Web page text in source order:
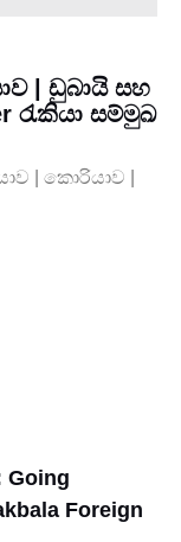
| ඩුබායි සහ
රැකියා සම්මුඛ
| කොරියාව |
Going
Foreign